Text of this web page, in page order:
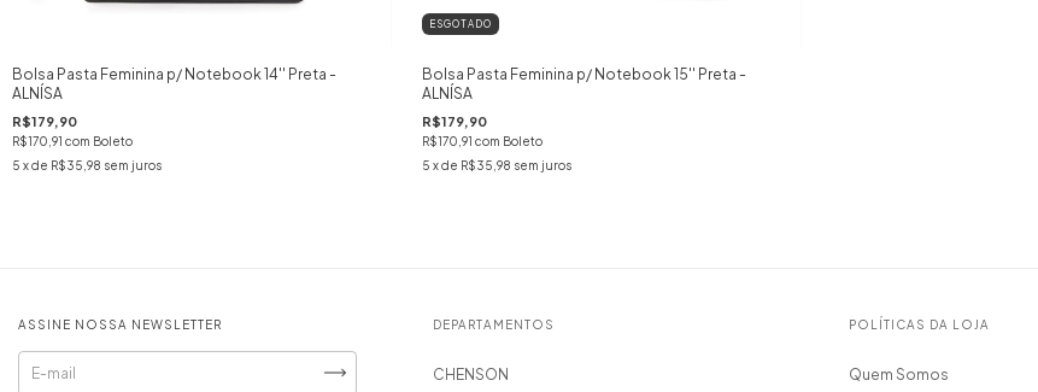
Bolsa Pasta Feminina p/ Notebook 14'' Preta -
ALNÍSA
R$179,90
R$170,91 com Boleto
5 x de R$35,98 sem juros
ESGOTADO
Bolsa Pasta Feminina p/ Notebook 15'' Preta -
ALNÍSA
R$179,90
R$170,91 com Boleto
5 x de R$35,98 sem juros
ASSINE NOSSA NEWSLETTER DEPARTAMENTOS
CHENSON
POLÍTICAS DA LOJA
Quem Somos